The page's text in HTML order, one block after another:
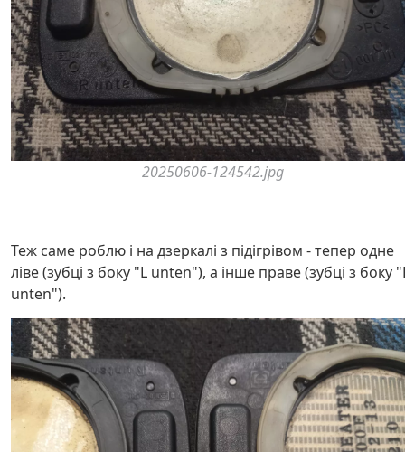
20250606-124542.jpg
Теж саме роблю і на дзеркалі з підігрівом - тепер одне
ліве (зубці з боку "L unten"), а інше праве (зубці з боку
unten").